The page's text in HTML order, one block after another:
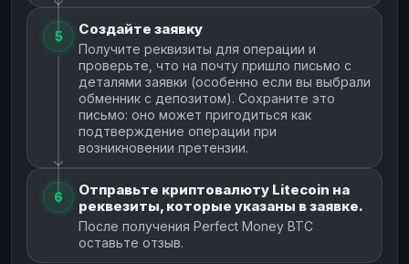
5 Создайте заявку
Получите реквизиты для операции и
проверьте, что на почту пришло письмо с
деталями заявки (особенно если вы выбрали
обменник с депозитом). Сохраните это
письмо: оно может пригодиться как
подтверждение операции при
возникновении претензии.
6
Отправьте криптовалюту Litecoin на
реквезиты, которые указаны в заявке.
После получения Perfect Money BTC
оставьте отзыв.